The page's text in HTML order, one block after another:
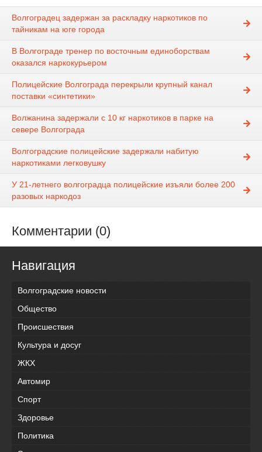
Волгоградец задержан за раскладку наркотиков по
тайникам на юге города
В Волгограде тренер по восточным единоборствам
оказался наркокурьером
Полицейские Волгограда перекрыли крупный канал
поставки «синтетики»
Волжанина задержали с 10 кг наркотиков в парке на
севере Волгограда
Волгоградские полицейские задержали набитую
наркотиками легковушку
У 21-летнего волгоградца полицейские изъяли более 200
разовых наркодоз
Комментарии (0)
Навигация
Волгоградские новости
Общество
Происшествия
Культура и досуг
ЖКХ
Автомир
Спорт
Здоровье
Политика